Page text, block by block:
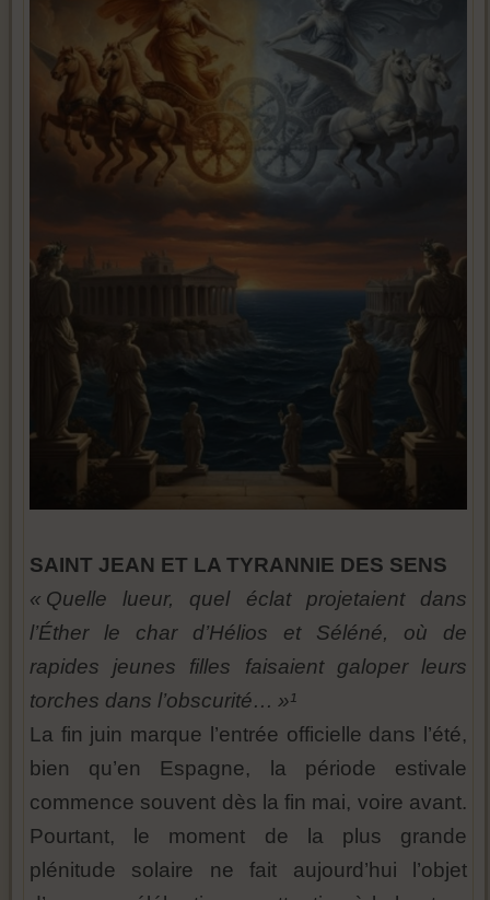
SAINT JEAN ET LA TYRANNIE DES SENS
« Quelle lueur, quel éclat projetaient dans
l’Éther le char d’Hélios et Séléné, où de
rapides jeunes filles faisaient galoper leurs
torches dans l’obscurité… »¹
La fin juin marque l’entrée officielle dans l’été,
bien qu’en Espagne, la période estivale
commence souvent dès la fin mai, voire avant.
Pourtant, le moment de la plus grande
plénitude solaire ne fait aujourd’hui l’objet